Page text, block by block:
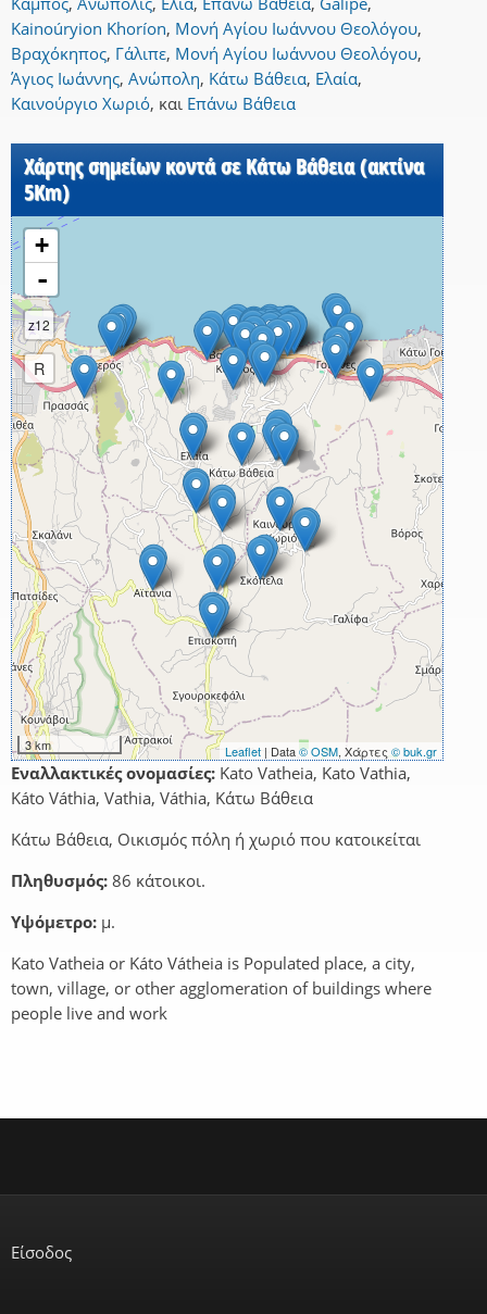
Kainoúryion Khoríon, Μονή Αγίου Ιωάννου Θεολόγου,
Βραχόκηπος, Γάλιπε, Μονή Αγίου Ιωάννου Θεολόγου,
Άγιος Ιωάννης, Ανώπολη, Κάτω Βάθεια, Ελαία,
Καινούργιο Χωριό, και Επάνω Βάθεια
Χάρτης σημείων κοντά σε Κάτω Βάθεια (ακτίνα
5Km)
+
-
z12
R
3 km Leaflet | Data© OSM, Χάρτες © buk.gr
Εναλλακτικές ονομασίες: Kato Vatheia, Kato Vathia,
Káto Váthia, Vathia, Váthia, Κάτω Βάθεια
Κάτω Βάθεια, Οικισμός πόλη ή χωριό που κατοικείται
Πληθυσμός: 86 κάτοικοι.
Υψόμετρο: μ.
Kato Vatheia or Káto Vátheia is Populated place, a city,
town, village, or other agglomeration of buildings where
people live and work
Είσοδος